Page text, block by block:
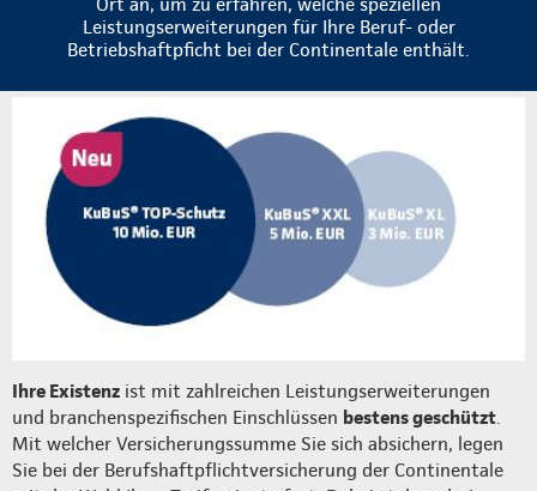
Leistungserweiterungen für Ihre Beruf- oder
Betriebshaftpficht bei der Continentale enthält.
Ihre Existenz ist mit zahlreichen Leistungserweiterungen
und branchenspezifischen Einschlüssen bestens geschützt.
Mit welcher Versicherungssumme Sie sich absichern, legen
Sie bei der Berufshaftpflichtversicherung der Continentale